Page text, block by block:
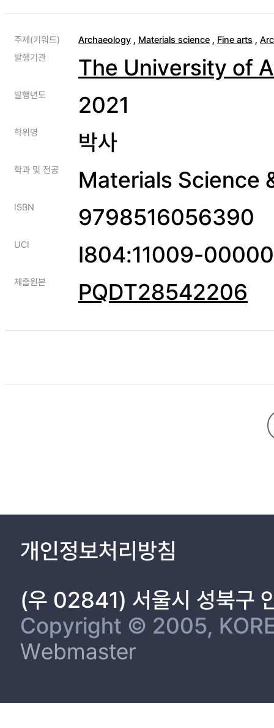
주제(키워드) Archaeology , Materials science , Fine arts ,
발행기관
The University of
발행년도 2021
학위명 박사
학과 및 전공 Materials Science
ISBN 9798516056390
UCI I804:11009-
제출원본 PQDT28542206
개인정보처리방침
(우 02841) 서울시 성북구
Copyright © 2005,
Webmaster